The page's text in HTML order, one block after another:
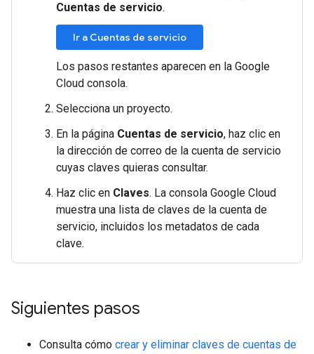
Cuentas de servicio.
Ir a Cuentas de servicio
Los pasos restantes aparecen en la Google
Cloud consola.
Selecciona un proyecto.
En la página Cuentas de servicio, haz clic en
la dirección de correo de la cuenta de servicio
cuyas claves quieras consultar.
Haz clic en Claves. La consola Google Cloud
muestra una lista de claves de la cuenta de
servicio, incluidos los metadatos de cada
clave.
Siguientes pasos
Consulta cómo crear y eliminar claves de cuentas de